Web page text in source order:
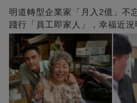
明道轉型企業家「月入2億」不
踐行「員工即家人」，幸福近
闆的福報